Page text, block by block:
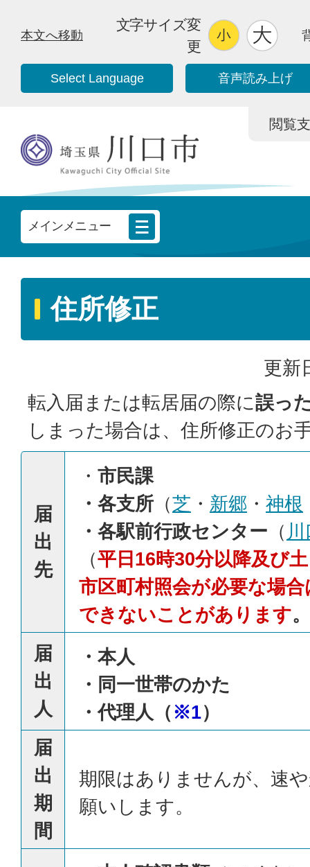
本文へ移動
文字サイズ変
更
Select Language 音声読み上げ
閲覧
メインメニュー
住所修正
更新
転入届または転居届の際に誤っ
しまった場合は、住所修正のお
届
出
先
・ 市民課
・各支所 （芝 ・ 新郷 ・ 神根
・各駅前行政センター （
（平日16時30分以降及び
市区町村照会が必要な場
できないことがあります。
届
出
人
・本人
・同一世帯のかた
・代理人（※1）
届
出
期
間
期限はありませんが、速
願いします。